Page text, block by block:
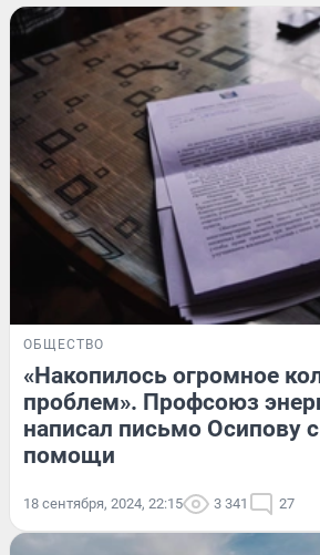
ОБЩЕСТВО
«Накопилось огромное
проблем». Профсоюз
написал письмо Осипову
помощи
18 сентября, 2024, 22:15 3 341 27